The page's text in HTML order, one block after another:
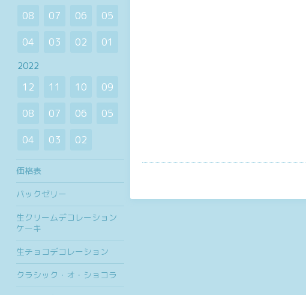
08
07 06
05
04
03 02 01
2022
12 11 10
09
08
07 06
05
04
03 02
価格表
パックゼリー
生クリームデコレーション
ケーキ
生チョコデコレーション
クラシック・オ・ショコラ